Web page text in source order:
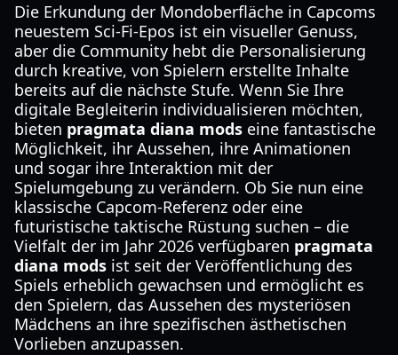
Die Erkundung der Mondoberfläche in Capcoms
neuestem Sci-Fi-Epos ist ein visueller Genuss,
aber die Community hebt die Personalisierung
durch kreative, von Spielern erstellte Inhalte
bereits auf die nächste Stufe. Wenn Sie Ihre
digitale Begleiterin individualisieren möchten,
bieten pragmata diana mods eine fantastische
Möglichkeit, ihr Aussehen, ihre Animationen
und sogar ihre Interaktion mit der
Spielumgebung zu verändern. Ob Sie nun eine
klassische Capcom-Referenz oder eine
futuristische taktische Rüstung suchen – die
Vielfalt der im Jahr 2026 verfügbaren pragmata
diana mods ist seit der Veröffentlichung des
Spiels erheblich gewachsen und ermöglicht es
den Spielern, das Aussehen des mysteriösen
Mädchens an ihre spezifischen ästhetischen
Vorlieben anzupassen.